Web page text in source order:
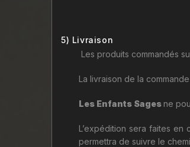
5) Livraison
Les produits commandés
La livraison de la
Les Enfants Sages ne
L’expédition sera faites en
permettra de suivre le